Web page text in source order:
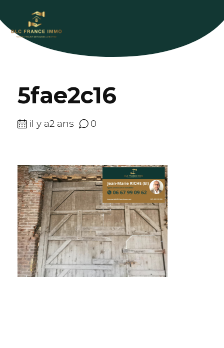
5fae2c16
il y a2 ans 0